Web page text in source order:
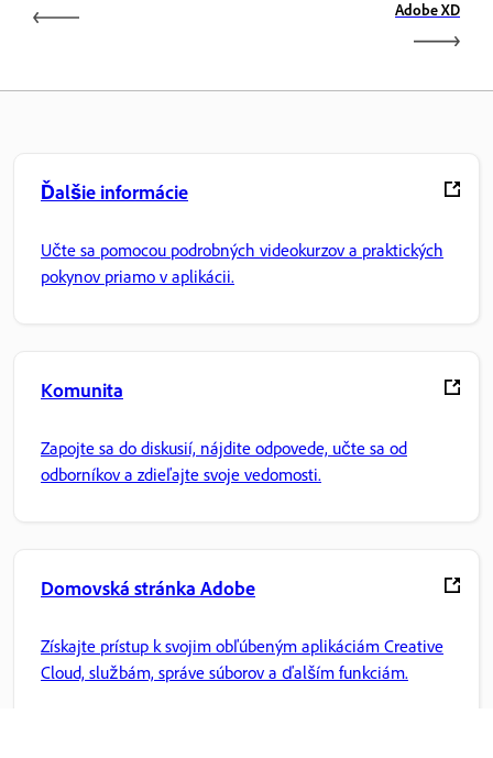
Adobe XD
Ďalšie informácie
Učte sa pomocou podrobných videokurzov a praktických
pokynov priamo v aplikácii.
Komunita
Zapojte sa do diskusií, nájdite odpovede, učte sa od
odborníkov a zdieľajte svoje vedomosti.
Domovská stránka Adobe
Získajte prístup k svojim obľúbeným aplikáciám Creative
Cloud, službám, správe súborov a ďalším funkciám.